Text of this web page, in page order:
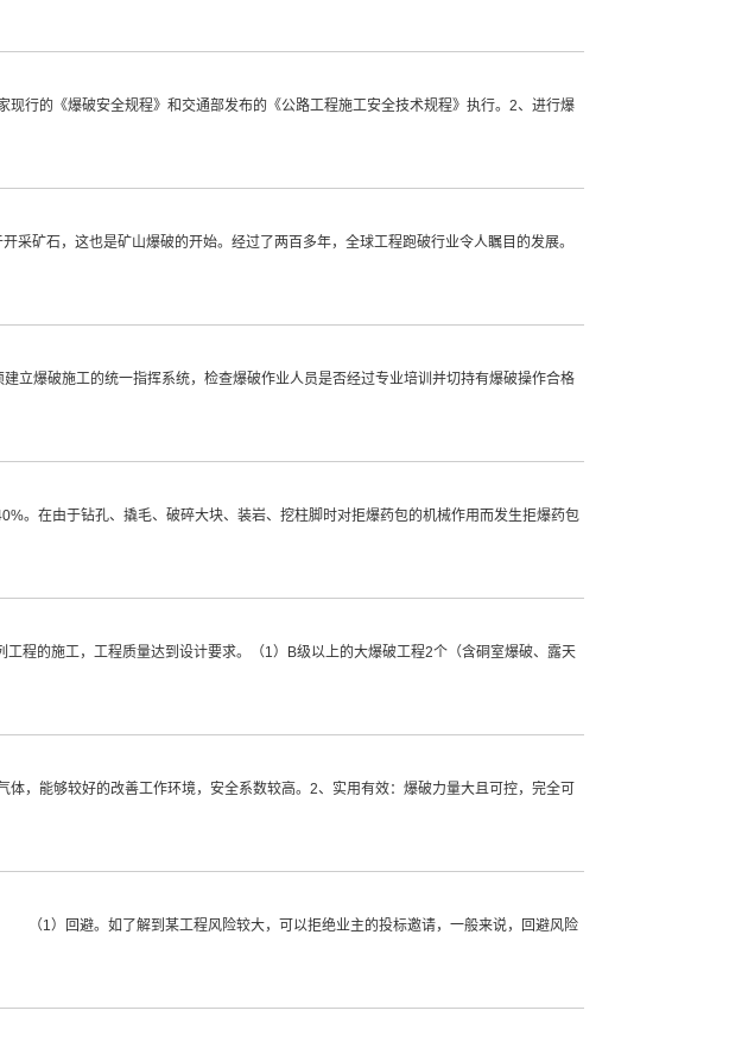
行的《爆破安全规程》和交通部发布的《公路工程施工安全技术规程》执行。2、进行爆
矿石，这也是矿山爆破的开始。经过了两百多年，全球工程跑破行业令人瞩目的发展。
爆破施工的统一指挥系统，检查爆破作业人员是否经过专业培训并切持有爆破操作合格
。在由于钻孔、撬毛、破碎大块、装岩、挖柱脚时对拒爆药包的机械作用而发生拒爆药包
程的施工，工程质量达到设计要求。（1）B级以上的大爆破工程2个（含硐室爆破、露天
，能够较好的改善工作环境，安全系数较高。2、实用有效：爆破力量大且可控，完全可
（1）回避。如了解到某工程风险较大，可以拒绝业主的投标邀请，一般来说，回避风险